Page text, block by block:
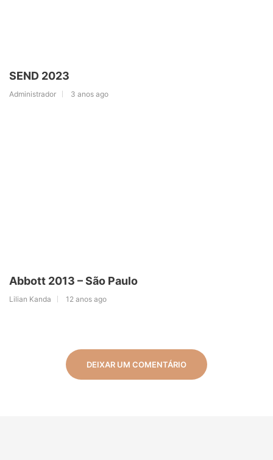
SEND 2023
Administrador 3 anos ago
Abbott 2013 – São Paulo
Lilian Kanda 12 anos ago
DEIXAR UM COMENTÁRIO